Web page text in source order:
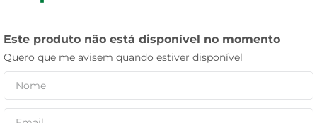
Este produto não está disponível no momento
Quero que me avisem quando estiver disponível